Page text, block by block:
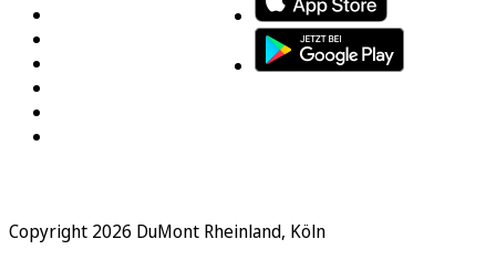
Copyright 2026 DuMont Rheinland, Köln